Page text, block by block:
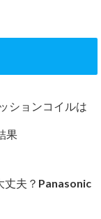
ションコイルは
果
丈夫？Panasonic